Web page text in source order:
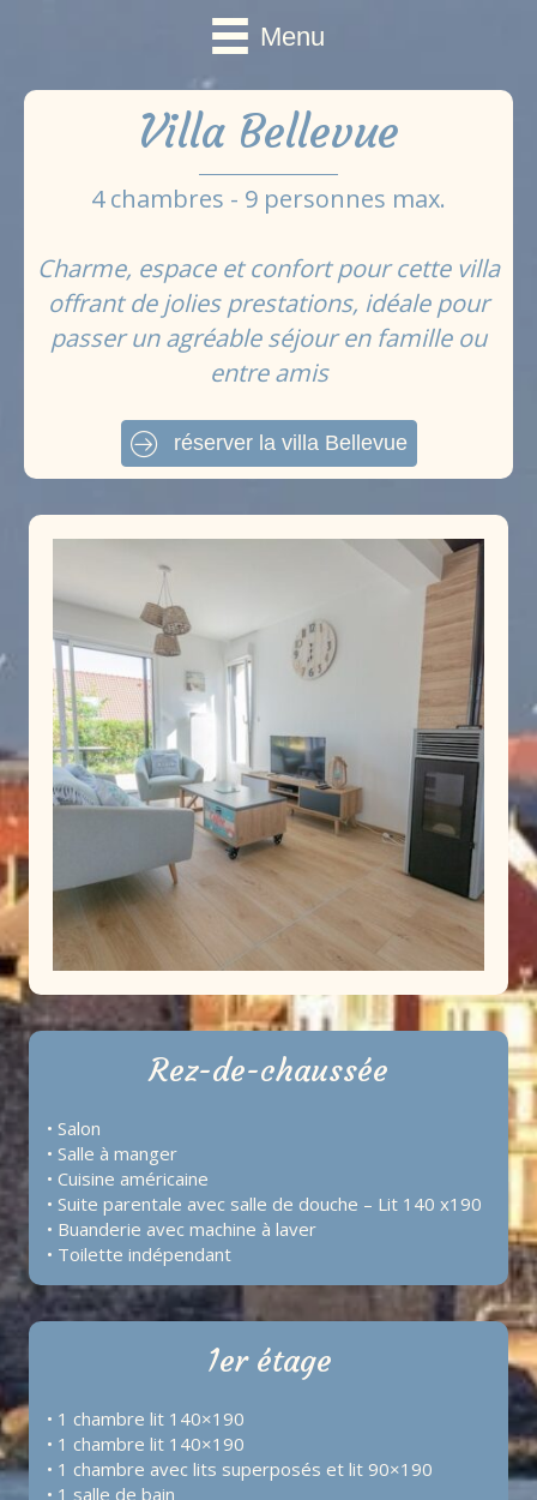
Menu
Villa Bellevue
4 chambres - 9 personnes max.
Charme, espace et confort pour cette villa
offrant de jolies prestations, idéale pour
passer un agréable séjour en famille ou
entre amis
réserver la villa Bellevue
Rez-de-chaussée
• Salon
• Salle à manger
• Cuisine américaine
• Suite parentale avec salle de douche – Lit 140 x190
• Buanderie avec machine à laver
• Toilette indépendant
1er étage
• 1 chambre lit 140×190
• 1 chambre lit 140×190
• 1 chambre avec lits superposés et lit 90×190
• 1 salle de bain